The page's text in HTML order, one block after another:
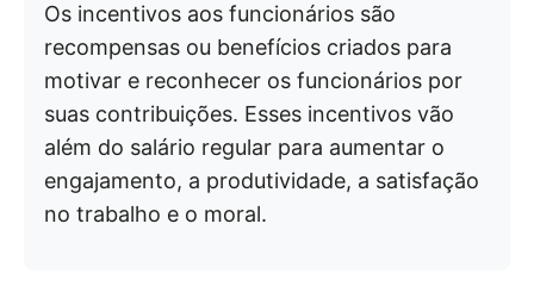
Os incentivos aos funcionários são
recompensas ou benefícios criados para
motivar e reconhecer os funcionários por
suas contribuições. Esses incentivos vão
além do salário regular para aumentar o
engajamento, a produtividade, a satisfação
no trabalho e o moral.